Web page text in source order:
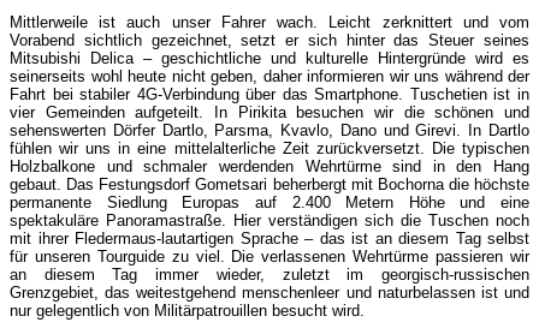
Mittlerweile ist auch unser Fahrer wach. Leicht zerknittert und vom
Vorabend sichtlich gezeichnet, setzt er sich hinter das Steuer seines
Mitsubishi Delica – geschichtliche und kulturelle Hintergründe wird es
seinerseits wohl heute nicht geben, daher informieren wir uns während der
Fahrt bei stabiler 4G-Verbindung über das Smartphone. Tuschetien ist in
vier Gemeinden aufgeteilt. In Pirikita besuchen wir die schönen und
sehenswerten Dörfer Dartlo, Parsma, Kvavlo, Dano und Girevi. In Dartlo
fühlen wir uns in eine mittelalterliche Zeit zurückversetzt. Die typischen
Holzbalkone und schmaler werdenden Wehrtürme sind in den Hang
gebaut. Das Festungsdorf Gometsari beherbergt mit Bochorna die höchste
permanente Siedlung Europas auf 2.400 Metern Höhe und eine
spektakuläre Panoramastraße. Hier verständigen sich die Tuschen noch
mit ihrer Fledermaus-lautartigen Sprache – das ist an diesem Tag selbst
für unseren Tourguide zu viel. Die verlassenen Wehrtürme passieren wir
an diesem Tag immer wieder, zuletzt im georgisch-russischen
Grenzgebiet, das weitestgehend menschenleer und naturbelassen ist und
nur gelegentlich von Militärpatrouillen besucht wird.